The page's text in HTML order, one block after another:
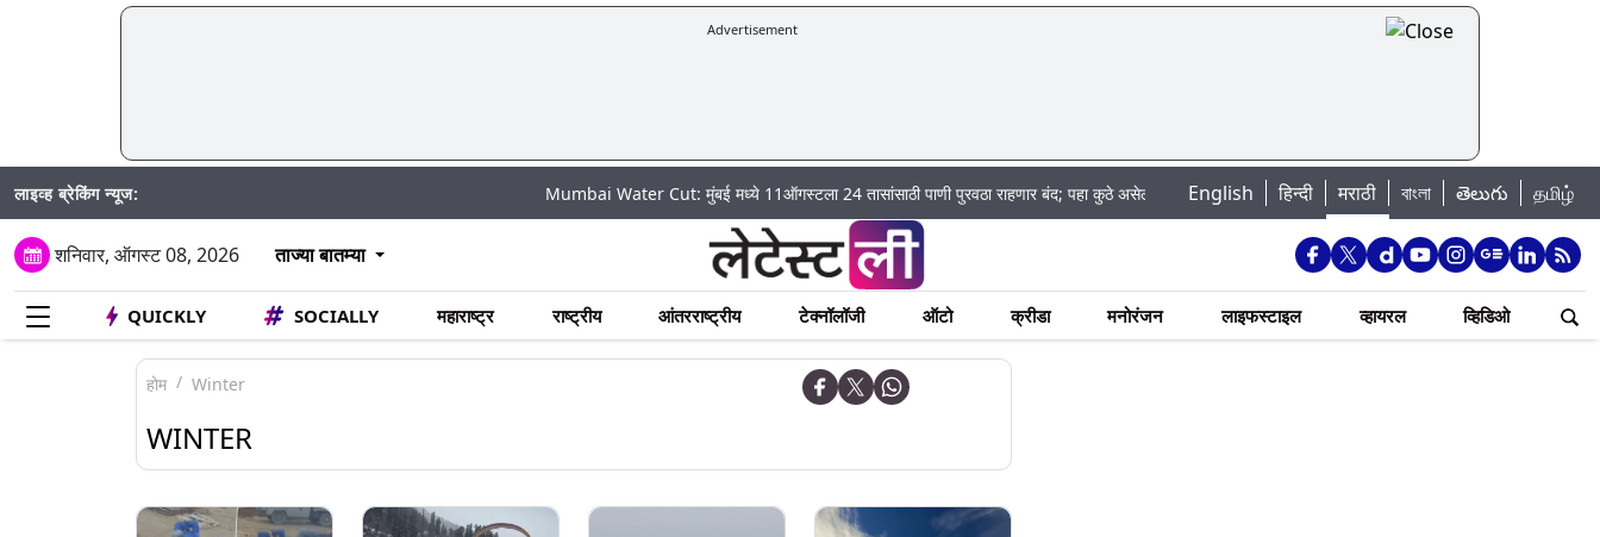
Advertisement
लाइव्ह ब्रेकिंग न्यूज: Mumbai Water Cut: मुंबई मध्ये 11ऑगस्टला 24 तासांसाठी पाणी पुरवठा राहणार बंद; पहा कुठे असेल पाणी बंद| Madhur Satta Matka: मधूर सट्टा मटका बद्दल काही गोष्टी घ्या
English हिन्दी मराठी বাংলা తెలుగు தமிழ்
शनिवार, ऑगस्ट 08, 2026 ताज्या बातम्या
QUICKLY SOCIALLY महाराष्ट्र राष्ट्रीय आंतरराष्ट्रीय टेक्नॉलॉजी ऑटो क्रीडा मनोरंजन लाइफस्टाइल व्हायरल व्हिडिओ
होम Winter
WINTER